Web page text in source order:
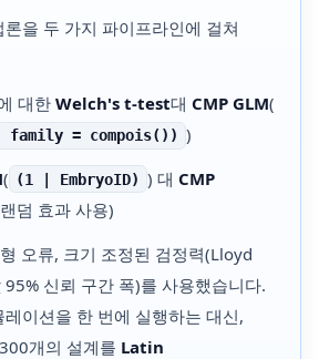
을 두 가지 파이프라인에 걸쳐
대한Welch's t-test대 CMP GLM(
family = compois()) )
( (1 | EmbryoID) ) 대 CMP
덤 효과 사용)
오류, 크기 조정된 검정력(Lloyd
신뢰 구간 폭)를 사용했습니다.
이션을 한 번에 실행하는 대신,
개의 설계를 Latin